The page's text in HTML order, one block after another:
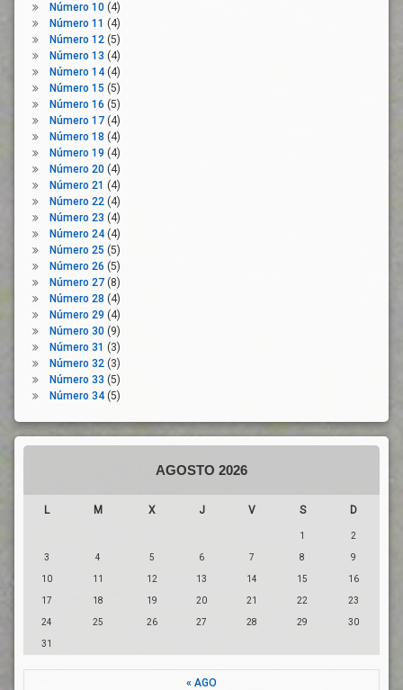
Laborales
Reglas
Relaciones
Laborales
Reunión
Virtual
Semipresencial
Sostenibilidad
Tareas
Teletrabajadores
Teletrabajo
Tiempo
De
Trabajo
Trabajador
Trabajo
Ventaja
Videovigilancia
Vivienda
Voluntad
Salario
Salida
Del
Municipio
Salud
Pública
SARS-
CoV-2
Seguridad
Social
Situación
Jurídica
Subsidio
Teletrabajo
Trabajador
Vía
Admistrativa
Vía
Judicial
Número 10(4)
Número 11 (4)
Número 12(5)
Número 13 (4)
Número 14(4)
Número 15 (5)
Número 16 (5)
Número 17(4)
Número 18 (4)
Número 19 (4)
Número 20(4)
Número 21 (4)
Número 22(4)
Número 23 (4)
Número 24(4)
Número 25 (5)
Número 26 (5)
Número 27(8)
Número 28 (4)
Número 29 (4)
Número 30(9)
Número 31 (3)
Número 32(3)
Número 33 (5)
Número 34(5)
AGOSTO 2026
L M X J V S D
1 2
3 4 5 6 7 8 9
10 11 12 13 14 15 16
17 18 19 20 21 22 23
24 25 26 27 28 29 30
31
« AGO